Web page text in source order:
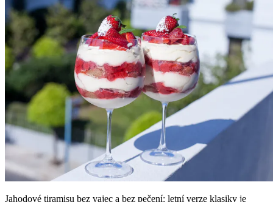
Jahodové tiramisu bez vajec a bez pečení: letní verze klasiky je